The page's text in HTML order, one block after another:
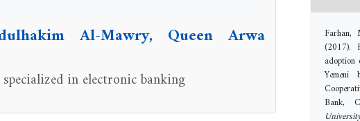
Al-Mawry, Queen Arwa
in electronic banking
(2017).
adoption
Yemeni
Bank,